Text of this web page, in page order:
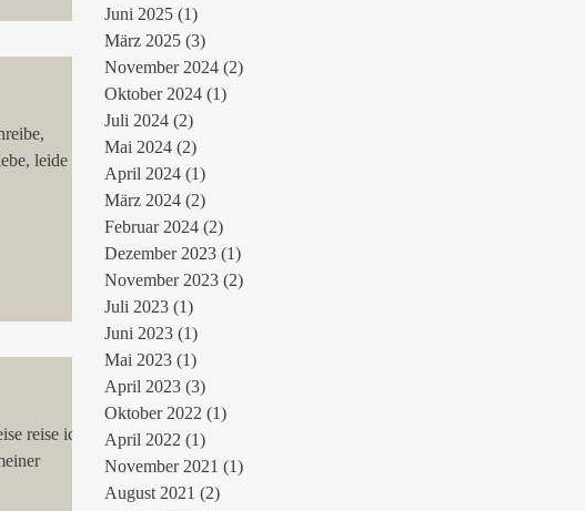
leide und
reise ich
Juni 2025 (1)
März 2025 (3)
November 2024 (2)
Oktober 2024 (1)
Juli 2024 (2)
Mai 2024 (2)
April 2024 (1)
März 2024 (2)
Februar 2024 (2)
Dezember 2023 (1)
November 2023 (2)
Juli 2023 (1)
Juni 2023 (1)
Mai 2023 (1)
April 2023 (3)
Oktober 2022 (1)
April 2022 (1)
November 2021 (1)
August 2021 (2)